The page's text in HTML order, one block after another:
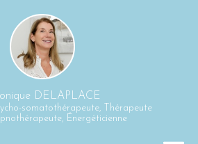
DELAPLACE
somatothérapeute, Thérapeute
Énergéticienne